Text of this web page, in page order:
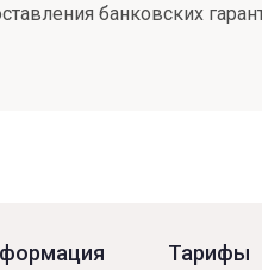
банковских
Тарифы